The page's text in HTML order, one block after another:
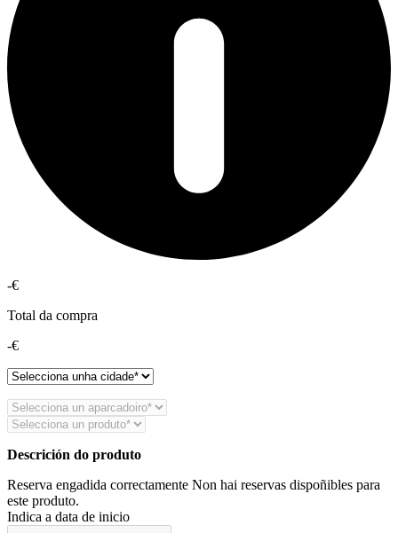
-€
Total da compra
-€
Descrición do produto
Reserva engadida correctamente Non hai reservas dispoñibles para
este produto.
Indica a data de inicio